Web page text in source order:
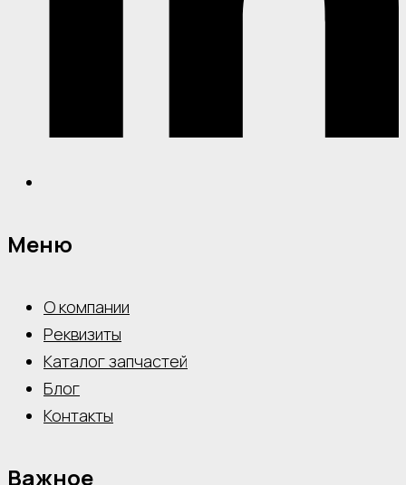
Меню
О компании
Реквизиты
Каталог запчастей
Блог
Контакты
Важное